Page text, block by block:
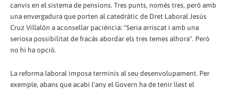
canvis en el sistema de pensions. Tres punts, només tres, però amb
una envergadura que porten al catedràtic de Dret Laboral Jesús
Cruz Villalón a aconsellar paciència: "Seria arriscat i amb una
seriosa possibilitat de fracàs abordar els tres temes alhora". Però
no hi ha opció.
La reforma laboral imposa terminis al seu desenvolupament. Per
exemple, abans que acabi l'any el Govern ha de tenir llest el